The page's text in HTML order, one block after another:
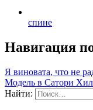
спине
Навигация
Я виновата, что не
Модель в Сатори
Найти: